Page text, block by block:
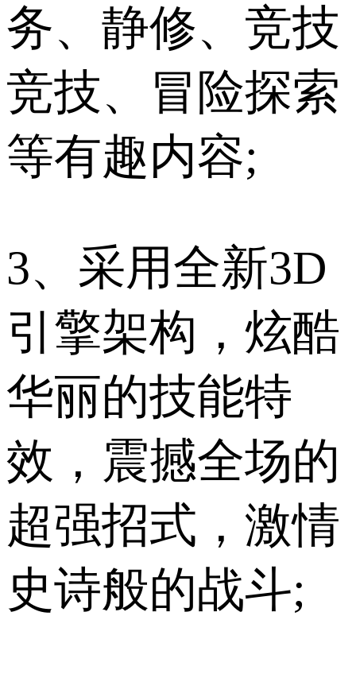
务、静修、竞技
竞技、冒险探索
等有趣内容;
3、采用全新3D
引擎架构，炫酷
华丽的技能特
效，震撼全场的
超强招式，激情
史诗般的战斗;